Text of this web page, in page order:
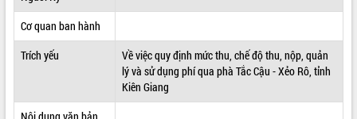
THÔNG TIN CHỈ ĐẠO ĐIỀU HÀNH
HỆ THỐNG VĂN BẢN
Cơ quan ban hành
Trích yếu
Về việc quy định mức thu, chế độ thu, nộp, quản
lý và sử dụng phí qua phà Tắc Cậu - Xẻo Rô, tỉnh
Kiên Giang